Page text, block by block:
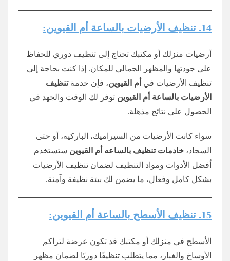
14. تنظيف الأرضيات بالساعة أم القيوين:
أرضيات منزلك أو مكتبك تحتاج إلى تنظيف دوري للحفاظ
على جودتها والمظهر الجمالي للمكان. إذا كنت بحاجة إلى
تنظيف الأرضيات في أم القيوين، فإن خدمةتنظيف
الأرضيات بالساعة أم القيوين توفر لك الوقت والجهد في
الحصول على نتائج مذهلة.
سواء كانت الأرضيات من السيراميك، الباركيه، أو حتى
السجاد، خادمات تنظيف بالساعه أم القيوين ستستخدم
أفضل الأدوات ومواد التنظيف لضمان تنظيف الأرضيات
بشكل كامل وفعال، ما يضمن لك بيئة نظيفة وآمنة.
15. تنظيف الأسطح بالساعة أم القيوين:
الأسطح في منزلك أو مكتبك قد تكون عرضة لتراكم
الأوساخ والغبار، مما يتطلب تنظيفًا دوريًا لضمان مظهر